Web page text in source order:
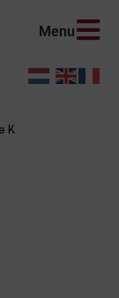
Menu
K